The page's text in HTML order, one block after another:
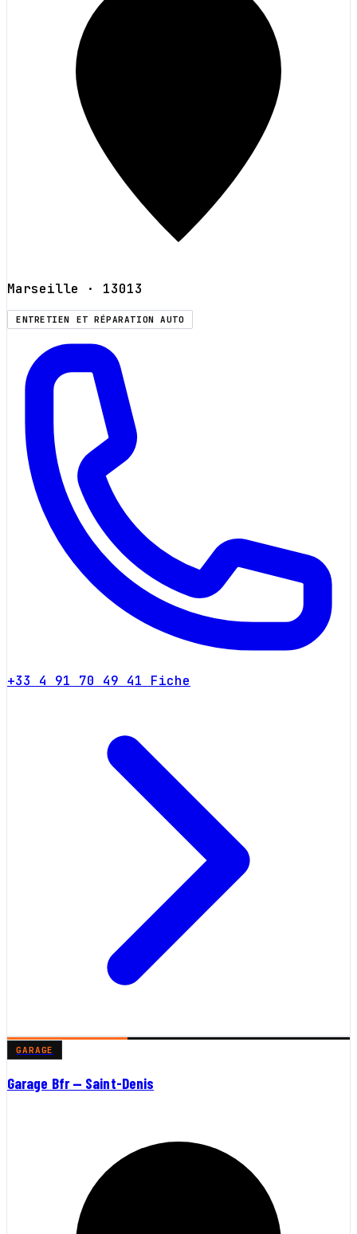
Marseille · 13013
ENTRETIEN ET RÉPARATION AUTO
+33 4 91 70 49 41 Fiche
GARAGE
Garage Bfr — Saint-Denis